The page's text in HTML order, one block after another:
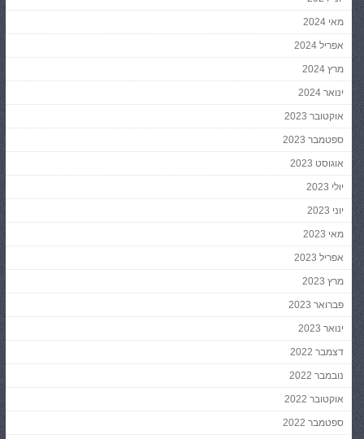
מאי 2024
אפריל 2024
מרץ 2024
ינואר 2024
אוקטובר 2023
ספטמבר 2023
אוגוסט 2023
יולי 2023
יוני 2023
מאי 2023
אפריל 2023
מרץ 2023
פברואר 2023
ינואר 2023
דצמבר 2022
נובמבר 2022
אוקטובר 2022
ספטמבר 2022